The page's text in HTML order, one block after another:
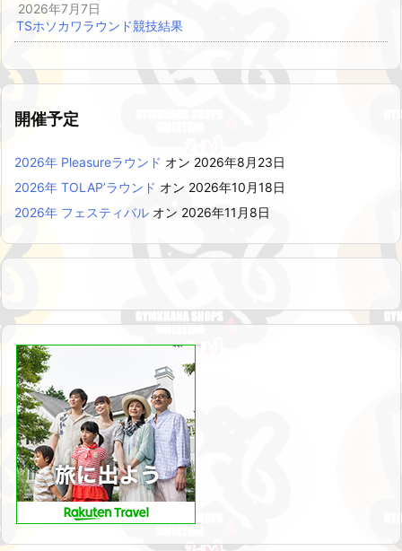
2026年7月7日
TSホソカワラウンド競技結果
開催予定
2026年 Pleasureラウンド オン 2026年8月23日
2026年 TOLAP’ラウンド オン 2026年10月18日
2026年 フェスティバル オン 2026年11月8日